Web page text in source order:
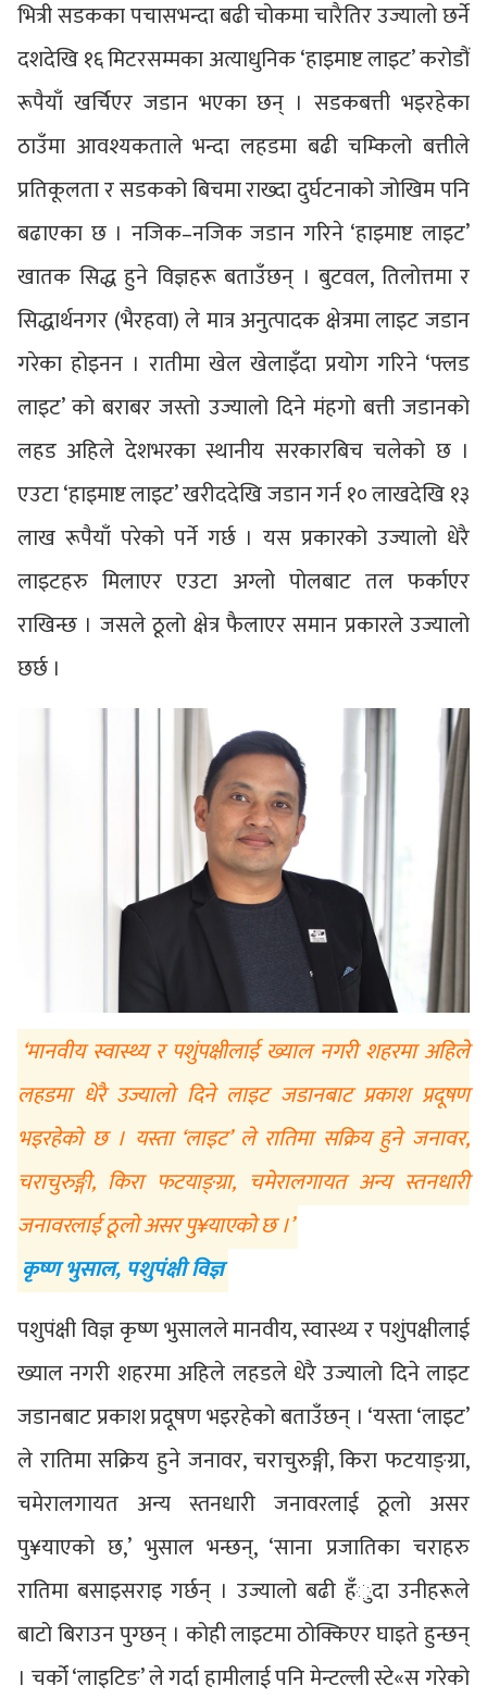
भित्री सडकका पचासभन्दा बढी चोकमा चारैतिर उज्यालो छर्ने
दशदेखि १६ मिटरसम्मका अत्याधुनिक ‘हाइमाष्ट लाइट’ करोडौं
रूपैयाँ खर्चिएर जडान भएका छन् । सडकबत्ती भइरहेका
ठाउँमा आवश्यकताले भन्दा लहडमा बढी चम्किलो बत्तीले
प्रतिकूलता र सडकको बिचमा राख्दा दुर्घटनाको जोखिम पनि
बढाएका छ । नजिक–नजिक जडान गरिने ‘हाइमाष्ट लाइट’
खातक सिद्ध हुने विज्ञहरू बताउँछन् । बुटवल, तिलोत्तमा र
सिद्धार्थनगर (भैरहवा) ले मात्र अनुत्पादक क्षेत्रमा लाइट जडान
गरेका होइनन । रातीमा खेल खेलाइँदा प्रयोग गरिने ‘फ्लड
लाइट’ को बराबर जस्तो उज्यालो दिने मंहगो बत्ती जडानको
लहड अहिले देशभरका स्थानीय सरकारबिच चलेको छ ।
एउटा ‘हाइमाष्ट लाइट’ खरीददेखि जडान गर्न १० लाखदेखि १३
लाख रूपैयाँ परेको पर्ने गर्छ । यस प्रकारको उज्यालो धेरै
लाइटहरु मिलाएर एउटा अग्लो पोलबाट तल फर्काएर
राखिन्छ । जसले ठूलो क्षेत्र फैलाएर समान प्रकारले उज्यालो
छर्छ ।
‘मानवीय स्वास्थ्य र पशुंपक्षीलाई ख्याल नगरी शहरमा अहिले
लहडमा धेरै उज्यालो दिने लाइट जडानबाट प्रकाश प्रदूषण
भइरहेको छ । यस्ता ‘लाइट’ ले रातिमा सक्रिय हुने जनावर,
चराचुरुङ्गी, किरा फटयाङ्ग्रा, चमेरालगायत अन्य स्तनधारी
जनावरलाई ठूलो असर पु¥याएको छ ।’
कृष्ण भुसाल, पशुपंक्षी विज्ञ
पशुपंक्षी विज्ञ कृष्ण भुसालले मानवीय, स्वास्थ्य र पशुंपक्षीलाई
ख्याल नगरी शहरमा अहिले लहडले धेरै उज्यालो दिने लाइट
जडानबाट प्रकाश प्रदूषण भइरहेको बताउँछन् । ‘यस्ता ‘लाइट’
ले रातिमा सक्रिय हुने जनावर, चराचुरुङ्गी, किरा फटयाङ्ग्रा,
चमेरालगायत अन्य स्तनधारी जनावरलाई ठूलो असर
पु¥याएको छ,’ भुसाल भन्छन्, ‘साना प्रजातिका चराहरु
रातिमा बसाइसराइ गर्छन् । उज्यालो बढी हँुदा उनीहरूले
बाटो बिराउन पुग्छन् । कोही लाइटमा ठोक्किएर घाइते हुन्छन्
। चर्को ‘लाइटिङ’ ले गर्दा हामीलाई पनि मेन्टल्ली स्टे«स गरेको